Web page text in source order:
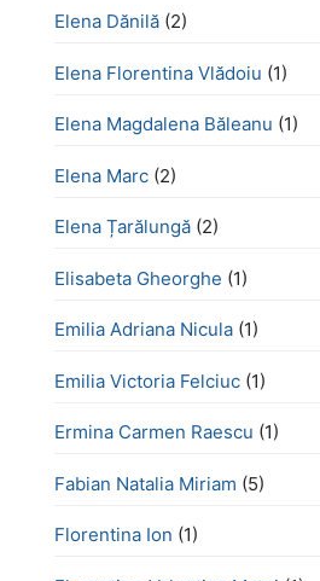
Elena Dănilă (2)
Elena Florentina Vlădoiu (1)
Elena Magdalena Băleanu (1)
Elena Marc (2)
Elena Țarălungă (2)
Elisabeta Gheorghe (1)
Emilia Adriana Nicula (1)
Emilia Victoria Felciuc (1)
Ermina Carmen Raescu (1)
Fabian Natalia Miriam (5)
Florentina Ion (1)